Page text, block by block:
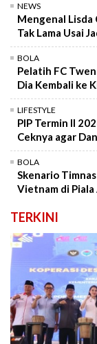
NEWS
Mengenal Lisda
Tak Lama Usai
BOLA
Pelatih FC
Dia Kembali ke
LIFESTYLE
PIP Termin II
Ceknya agar
BOLA
Skenario
Vietnam di Piala
TERKINI